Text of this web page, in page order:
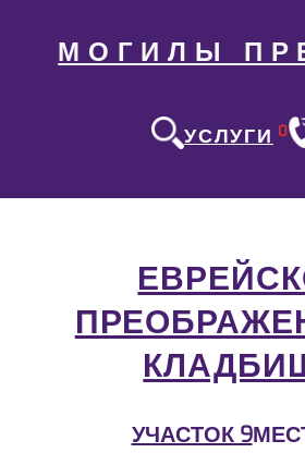
МОГИЛЫ
УСЛУГИ 0
УЧАСТОК 9